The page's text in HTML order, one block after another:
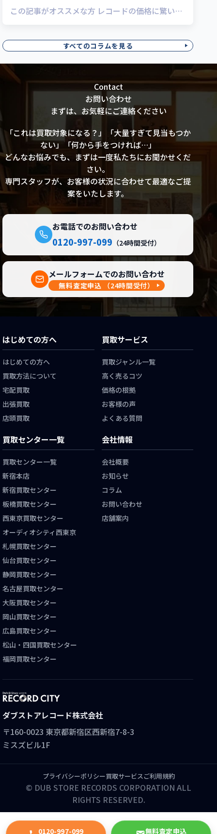
この記事がオススメな方 レコードの価格に驚い…
すべてのコラムを見る
Contact
お問い合わせ
まずは、お気軽にご連絡ください
「これは買取対象になる？」「大量すぎて見当もつか
ない」「何から手をつければ…」
どんなお悩みでも、まずは一度私たちにお聞かせくだ
さい。
専門スタッフが、お客様の状況に合わせて最適なご提
案をいたします。
お電話でのお問い合わせ
0120-997-099 （24時間受付）
メールフォームでのお問い合わせ
無料査定申込 （24時間受付）
はじめての方へ
はじめての方へ
買取方法について
宅配買取
出張買取
店頭買取
買取サービス
買取ジャンル一覧
高く売るコツ
価格の根拠
お客様の声
よくある質問
買取センター一覧
買取センター一覧
新宿本店
新宿買取センター
板橋買取センター
西東京買取センター
オーディオシティ西東京
札幌買取センター
仙台買取センター
静岡買取センター
名古屋買取センター
大阪買取センター
岡山買取センター
広島買取センター
松山・四国買取センター
福岡買取センター
会社情報
会社概要
お知らせ
コラム
お問い合わせ
店舗案内
ダブストアレコード株式会社
〒160-0023 東京都新宿区西新宿7-8-3
ミスズビル1F
プライバシーポリシー買取サービスご利用規約
© DUB STORE RECORDS CORPORATION ALL
RIGHTS RESERVED.
0120-997-099 無料査定申込